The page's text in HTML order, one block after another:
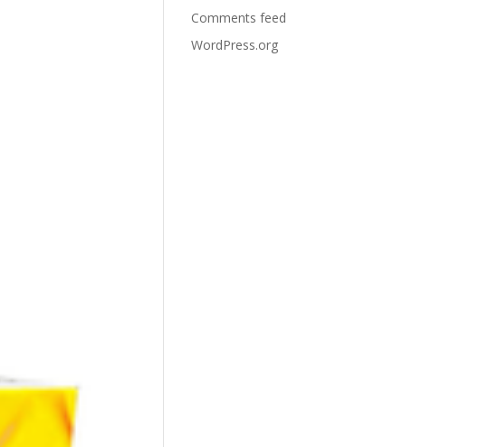
Comments feed
WordPress.org